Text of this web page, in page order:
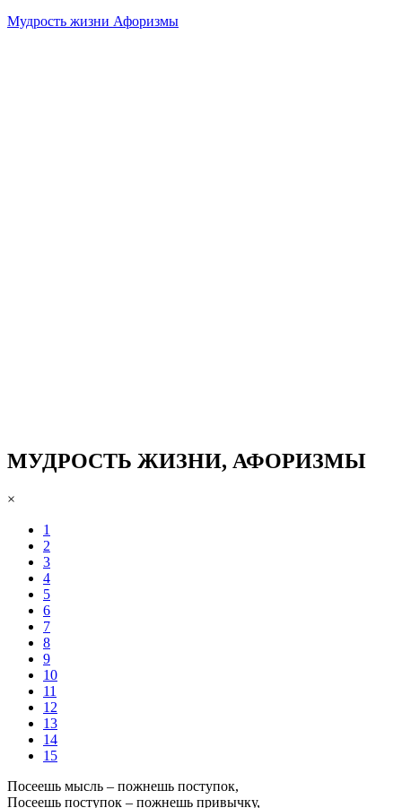
Мудрость жизни Афоризмы
МУДРОСТЬ ЖИЗНИ, АФОРИЗМЫ
×
1
2
3
4
5
6
7
8
9
10
11
12
13
14
15
Посеешь мысль – пожнешь поступок,
Посеешь поступок – пожнешь привычку,